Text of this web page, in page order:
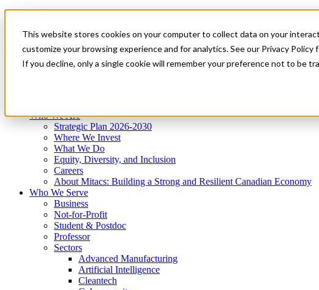
This website stores cookies on your computer to collect data on your
customize your browsing experience and for analytics. See our Privacy Policy
If you decline, only a single cookie will remember your preference not to be
News & Events
Get Started
Menu
Who We Are
Strategic Plan 2026-2030
Where We Invest
What We Do
Equity, Diversity, and Inclusion
Careers
About Mitacs: Building a Strong and Resilient Canadian Economy
Who We Serve
Business
Not-for-Profit
Student & Postdoc
Professor
Sectors
Advanced Manufacturing
Artificial Intelligence
Cleantech